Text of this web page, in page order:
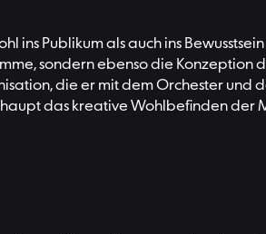
ins Publikum als auch ins
sondern ebenso die Konzeption
die er mit dem Orchester
das kreative Wohlbefinden der